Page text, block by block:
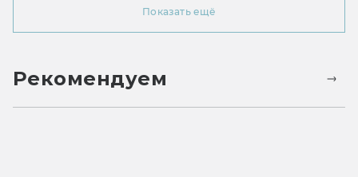
Показать ещё
Рекомендуем